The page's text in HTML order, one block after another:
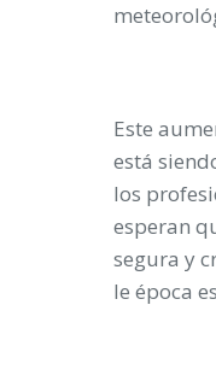
Este
está
los
esperan
segura y
le época